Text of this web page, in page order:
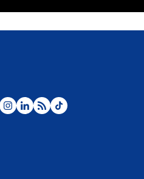
dermatitis hasta infecciones: